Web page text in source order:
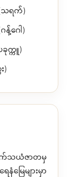
သရက်)
ဂေါ)
က္ကူ)
)
က်သယံဇာတမှ
ြေများမှာ